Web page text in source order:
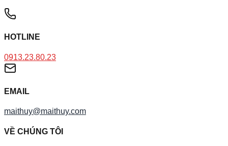
HOTLINE
0913.23.80.23
EMAIL
maithuy@maithuy.com
VỀ CHÚNG TÔI